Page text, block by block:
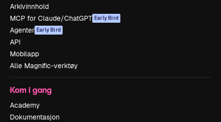
Arkivinnhold
MCP for Claude/ChatGPT Early Bird
Agenter Early Bird
API
Mobilapp
Alle Magnific-verktøy
Kom i gang
Academy
Dokumentasjon